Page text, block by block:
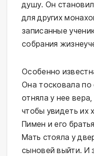
душу. Он
для других
записанные
собрания
Особенно
Она тосковала
отняла у нее
чтобы увидеть их
Пимен и его
Мать стояла у
сыновей выйти. И